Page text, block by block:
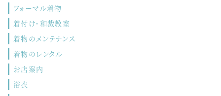
フォーマル着物
着付け・和裁教室
着物のメンテナンス
着物のレンタル
お店案内
浴衣